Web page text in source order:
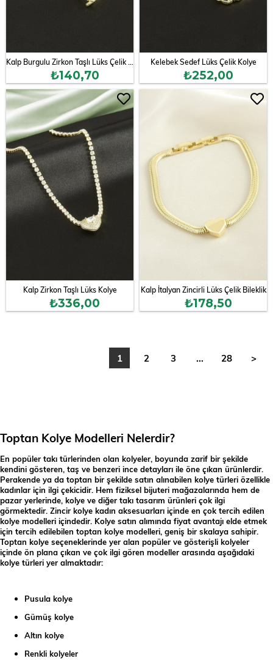
₺140,70
Kelebek Sedef Lüks Çelik Kolye
₺252,00
Kalp Zirkon Taşlı Lüks Kolye
₺336,00
Kalp İtalyan Zincirli Lüks Çelik Bileklik
₺178,50
1 2 3 ... 28 >
Toptan Kolye Modelleri Nelerdir?
En popüler takı türlerinden olan kolyeler, boyunda zarif bir şekilde
kendini gösteren, taş ve benzeri ince detayları ile öne çıkan ürünlerdir.
Perakende ya da toptan bir şekilde satın alınabilen kolye türleri özellikle
kadınlar için ilgi çekicidir. Hem fiziksel bijuteri mağazalarında hem de
pazar yerlerinde, kolye ve diğer takı tasarım ürünleri çok ilgi
görmektedir. Zincir kolye kadın aksesuarları içinde en çok tercih edilen
kolye modelleri içindedir. Kolye satın alımında fiyat avantajı elde etmek
için tercih edilebilen toptan kolye modelleri, geniş bir skalaya sahipir.
Toptan kolye seçeneklerinde yer alan popüler ve gösterişli kolyeler
içinde ön plana çıkan ve çok ilgi gören modeller arasında aşağıdaki
kolye türleri yer almaktadır:
Pusula kolye
Gümüş kolye
Altın kolye
Renkli kolyeler